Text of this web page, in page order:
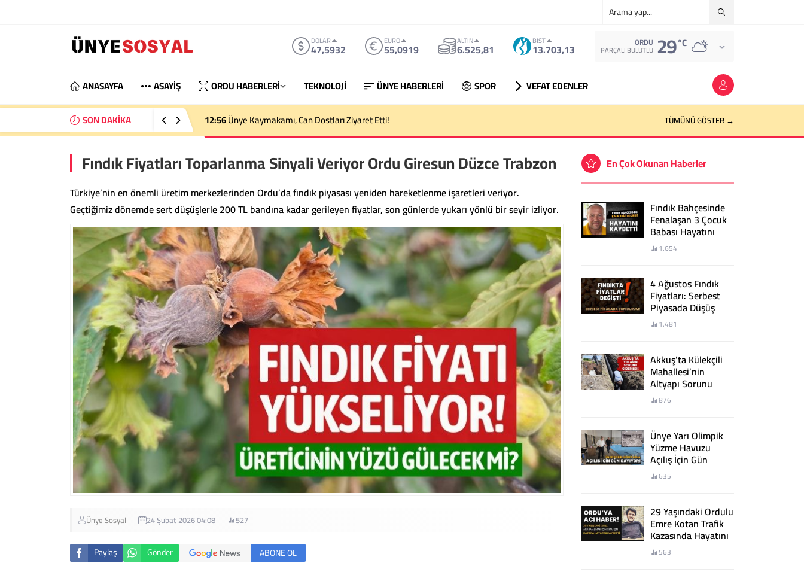
DOLAR
47,5932 EURO
55,0919 ALTIN
6.525,81 BIST
13.703,13 ORDU
PARÇALI BULUTLU 29°C
ANASAYFA ASAYİŞ ORDU HABERLERİ TEKNOLOJİ ÜNYE HABERLERİ SPOR
VEFAT EDENLER
SON DAKİKA
23:2629 Yaşındaki Ordulu Emre Kotan Trafik Kazasında Hayatını Kaybetti TÜMÜNÜ GÖSTER →
Fındık Fiyatları Toparlanma Sinyali Veriyor Ordu Giresun Düzce Trabzon
Türkiye’nin en önemli üretim merkezlerinden Ordu’da fındık piyasası yeniden hareketlenme işaretleri veriyor.
Geçtiğimiz dönemde sert düşüşlerle 200 TL bandına kadar gerileyen fiyatlar, son günlerde yukarı yönlü bir seyir izliyor.
Ünye Sosyal 24 Şubat 2026 04:08 527
Paylaş Gönder ABONE OL
En Çok Okunan Haberler
Fındık Bahçesinde
Fenalaşan 3 Çocuk
Babası Hayatını
Kaybetti
1.654
4 Ağustos Fındık
Fiyatları: Serbest
Piyasada Düşüş
Sürüyor!
1.481
Akkuş’ta Külekçili
Mahallesi’nin
Altyapı Sorunu
Giderildi
876
Ünye Yarı Olimpik
Yüzme Havuzu
Açılış İçin Gün
Sayıyor
635
29 Yaşındaki Ordulu
Emre Kotan Trafik
Kazasında Hayatını
Kaybetti
563